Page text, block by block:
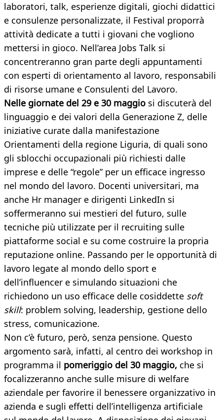
laboratori, talk, esperienze digitali, giochi didattici
e consulenze personalizzate, il Festival proporrà
attività dedicate a tutti i giovani che vogliono
mettersi in gioco. Nell’area Jobs Talk si
concentreranno gran parte degli appuntamenti
con esperti di orientamento al lavoro, responsabili
di risorse umane e Consulenti del Lavoro.
Nelle giornate del 29 e 30 maggio si discuterà del
linguaggio e dei valori della Generazione Z, delle
iniziative curate dalla manifestazione
Orientamenti della regione Liguria, di quali sono
gli sblocchi occupazionali più richiesti dalle
imprese e delle “regole” per un efficace ingresso
nel mondo del lavoro. Docenti universitari, ma
anche Hr manager e dirigenti LinkedIn si
soffermeranno sui mestieri del futuro, sulle
tecniche più utilizzate per il recruiting sulle
piattaforme social e su come costruire la propria
reputazione online. Passando per le opportunità di
lavoro legate al mondo dello sport e
dell’influencer e simulando situazioni che
richiedono un uso efficace delle cosiddette soft
skill: problem solving, leadership, gestione dello
stress, comunicazione.
Non c’è futuro, però, senza pensione. Questo
argomento sarà, infatti, al centro dei workshop in
programma il pomeriggio del 30 maggio, che si
focalizzeranno anche sulle misure di welfare
aziendale per favorire il benessere organizzativo in
azienda e sugli effetti dell’intelligenza artificiale